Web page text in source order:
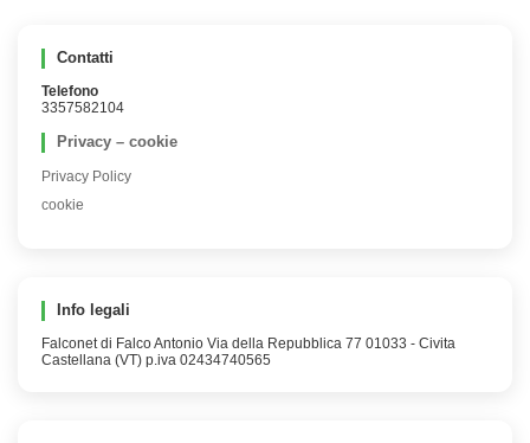
Contatti
Telefono
3357582104
Privacy – cookie
Privacy Policy
cookie
Info legali
Falconet di Falco Antonio Via della Repubblica 77 01033 - Civita
Castellana (VT) p.iva 02434740565